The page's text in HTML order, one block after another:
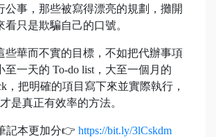
公事，那些被寫得漂亮的規劃，攤開
看只是欺騙自己的口號。
些華而不實的目標，不如把代辦事項
至一天的 To-do list，大至一個月的
，把明確的項目寫下來並實際執行，
才是真正有效率的方法。
記本更加分👉 https://bit.ly/3lCskdm